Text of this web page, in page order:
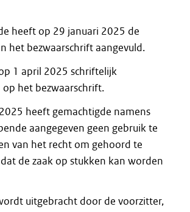
heeft op 29 januari 2025 de
het bezwaarschrift aangevuld.
1 april 2025 schriftelijk
op het bezwaarschrift.
heeft gemachtigde namens
aangegeven geen gebruik te
van het recht om gehoord te
de zaak op stukken kan worden
uitgebracht door de voorzitter,